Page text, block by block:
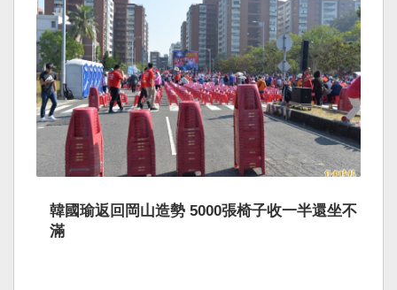
韓國瑜返回岡山造勢 5000張椅子收一半還坐不
滿